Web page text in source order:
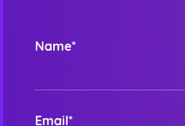
Name*
Email*